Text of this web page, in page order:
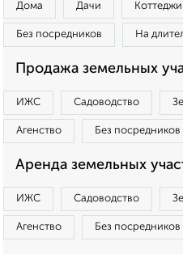
Дома Дачи Коттеджи
Без посредников На
Продажа земельных
ИЖС Садоводство
Агенство Без посредников
Аренда земельных
ИЖС Садоводство
Агенство Без посредников